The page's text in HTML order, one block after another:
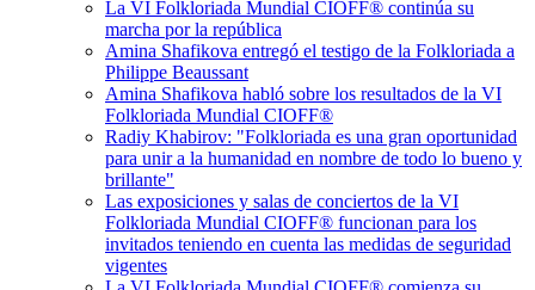
La VI Folkloriada Mundial CIOFF®️ continúa su
marcha por la república
Amina Shafikova entregó el testigo de la Folkloriada a
Philippe Beaussant‎
Amina Shafikova habló sobre los resultados de la VI
Folkloriada Mundial CIOFF®️
Radiy Khabirov: "Folkloriada es una gran oportunidad
para unir a la humanidad en nombre de todo lo bueno y
brillante"
Las exposiciones y salas de conciertos de la VI
Folkloriada Mundial CIOFF®️ funcionan para los
invitados teniendo en cuenta las medidas de seguridad
vigentes